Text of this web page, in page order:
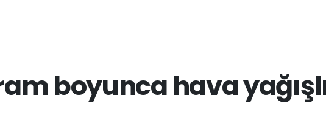
boyunca hava